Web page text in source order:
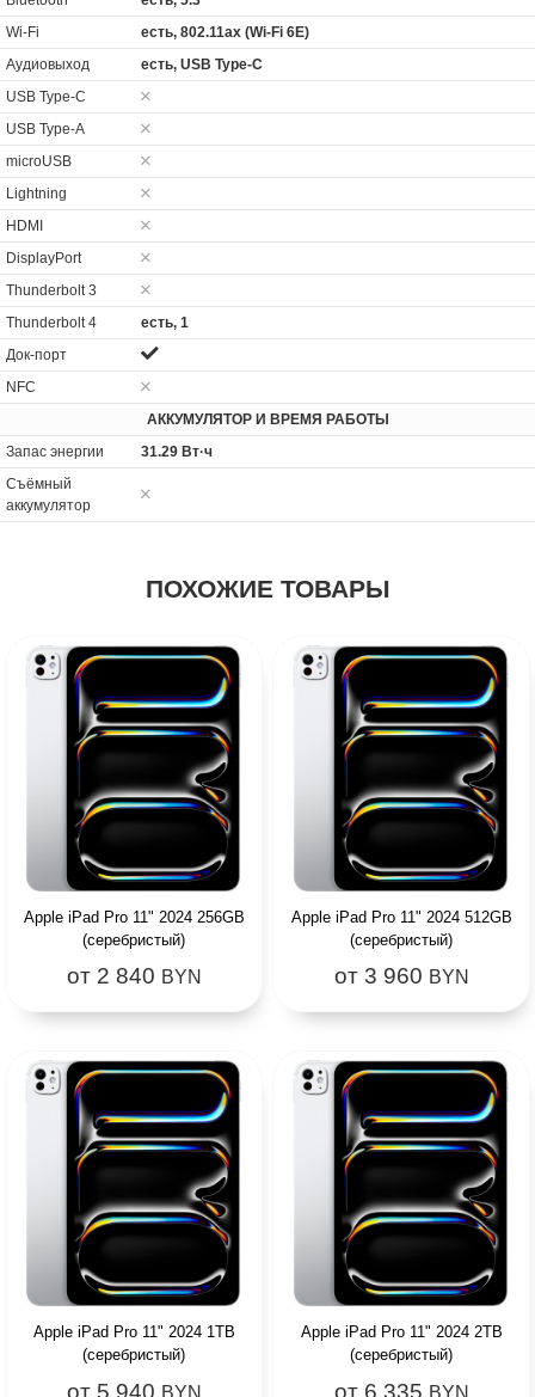
Wi-Fi
есть, 802.11ax (Wi-Fi 6E)
Аудиовыход
есть, USB Type-C
USB Type-C
USB Type-A
microUSB
Lightning
HDMI
DisplayPort
Thunderbolt 3
Thunderbolt 4
есть, 1
Док-порт
NFC
АККУМУЛЯТОР И ВРЕМЯ РАБОТЫ
Запас энергии
31.29 Вт·ч
Cъёмный
аккумулятор
ПОХОЖИЕ ТОВАРЫ
Apple iPad Pro 11" 2024 256GB
(серебристый)
от 2 840 BYN
Apple iPad Pro 11" 2024 512GB
(серебристый)
от 3 960 BYN
Apple iPad Pro 11" 2024 1TB
(серебристый)
от 5 940 BYN
Apple iPad Pro 11" 2024 2TB
(серебристый)
от 6 335 BYN